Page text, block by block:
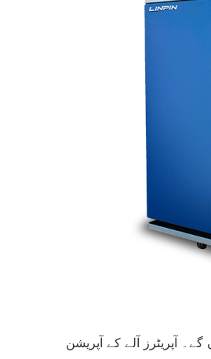
آپریٹرز آلے کے آپریشن